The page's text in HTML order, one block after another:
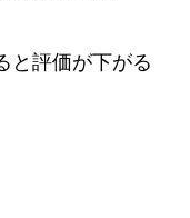
と評価が下がる